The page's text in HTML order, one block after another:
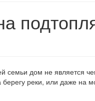
семьи дом не является
берегу реки, или даже